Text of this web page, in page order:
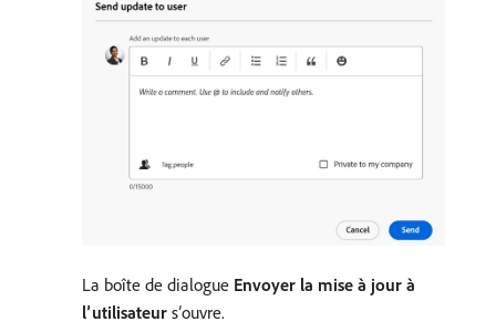
La boîte de dialogue Envoyer la mise à jour à
l’utilisateur s’ouvre.